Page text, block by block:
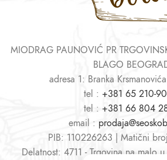
MIODRAG PAUNOVIĆ PR
BLAGO
adresa 1: Branka
tel : +381 65 210-
tel : +381 66 804
email :
PIB: 110226263 | Matični
Delatnost: 4711 - Trgovina na malo